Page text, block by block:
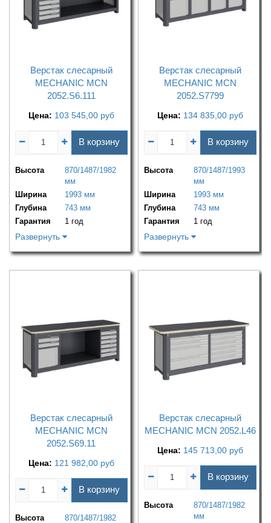
Верстак слесарный
MECHANIC MCN
2052.S6.111
Цена: 103 545,00 руб
В корзину
Высота
870/1487/1982
мм
Ширина
1993 мм
Глубина
743 мм
Гарантия
1 год
Развернуть
Верстак слесарный
MECHANIC MCN
2052.S7799
Цена: 134 835,00 руб
В корзину
Высота
870/1487/1993
мм
Ширина
1993 мм
Глубина
743 мм
Гарантия
1 год
Развернуть
Верстак слесарный
MECHANIC MCN
2052.S69.11
Цена: 121 982,00 руб
В корзину
Высота
870/1487/1982
Верстак слесарный
MECHANIC MCN 2052.L46
Цена: 145 713,00 руб
В корзину
Высота
870/1487/1982
мм